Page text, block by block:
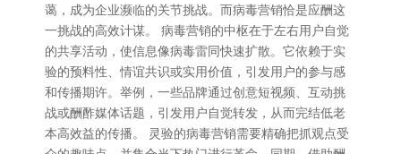
蔼，成为企业濒临的关节挑战。而病毒营销恰是应酬这
一挑战的高效计谋。 病毒营销的中枢在于左右用户自觉
的共享活动，使信息像病毒雷同快速扩散。它依赖于实
验的预料性、情谊共识或实用价值，引发用户的参与感
和传播期许。举例，一些品牌通过创意短视频、互动挑
战或酬酢媒体话题，引发用户自觉转发，从而完结低老
本高效益的传播。 灵验的病毒营销需要精确把抓观点受